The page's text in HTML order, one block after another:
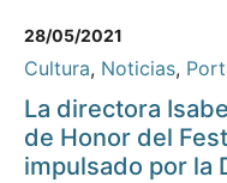
28/05/2021
Cultura, Noticias,
La directora
de Honor del
impulsado por la